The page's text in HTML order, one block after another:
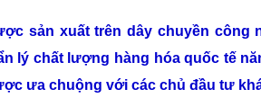
sản xuất trên dây chuyền công
lý chất lượng hàng hóa quốc tế
ưa chuộng với các chủ đầu tư